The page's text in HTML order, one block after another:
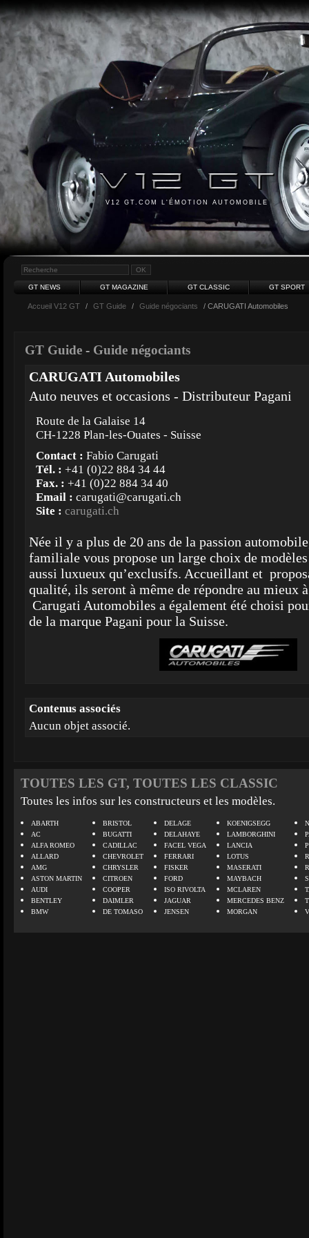
V12 GT.COM L'ÉMOTION AUTOMOBILE
GT NEWS GT MAGAZINE GT CLASSIC GT SPORT
Accueil V12 GT / GT Guide / Guide négociants / CARUGATI Automobiles
GT Guide - Guide négociants
CARUGATI Automobiles
Auto neuves et occasions - Distributeur Pagani
Route de la Galaise 14
CH-1228 Plan-les-Ouates - Suisse
Contact : Fabio Carugati
Tél. : +41 (0)22 884 34 44
Fax. : +41 (0)22 884 34 40
Email : carugati@carugati.ch
Site : carugati.ch
Née il y a plus de 20 ans de la passion
familiale vous propose un large choix de modèles
aussi luxueux qu’exclusifs. Accueillant et
qualité, ils seront à même de répondre au mieux
Carugati Automobiles a également été choisi
de la marque Pagani pour la Suisse.
Contenus associés
Aucun objet associé.
TOUTES LES GT, TOUTES LES CLASSIC
Toutes les infos sur les constructeurs et les modèles.
ABARTH
AC
ALFA ROMEO
ALLARD
AMG
ASTON MARTIN
AUDI
BENTLEY
BMW
BRISTOL
BUGATTI
CADILLAC
CHEVROLET
CHRYSLER
CITROEN
COOPER
DAIMLER
DE TOMASO
DELAGE
DELAHAYE
FACEL VEGA
FERRARI
FISKER
FORD
ISO RIVOLTA
JAGUAR
JENSEN
KOENIGSEGG
LAMBORGHINI
LANCIA
LOTUS
MASERATI
MAYBACH
MCLAREN
MERCEDES BENZ
MORGAN